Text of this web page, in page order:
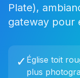
Plate),
gateway pour
✓ Église toit
plus